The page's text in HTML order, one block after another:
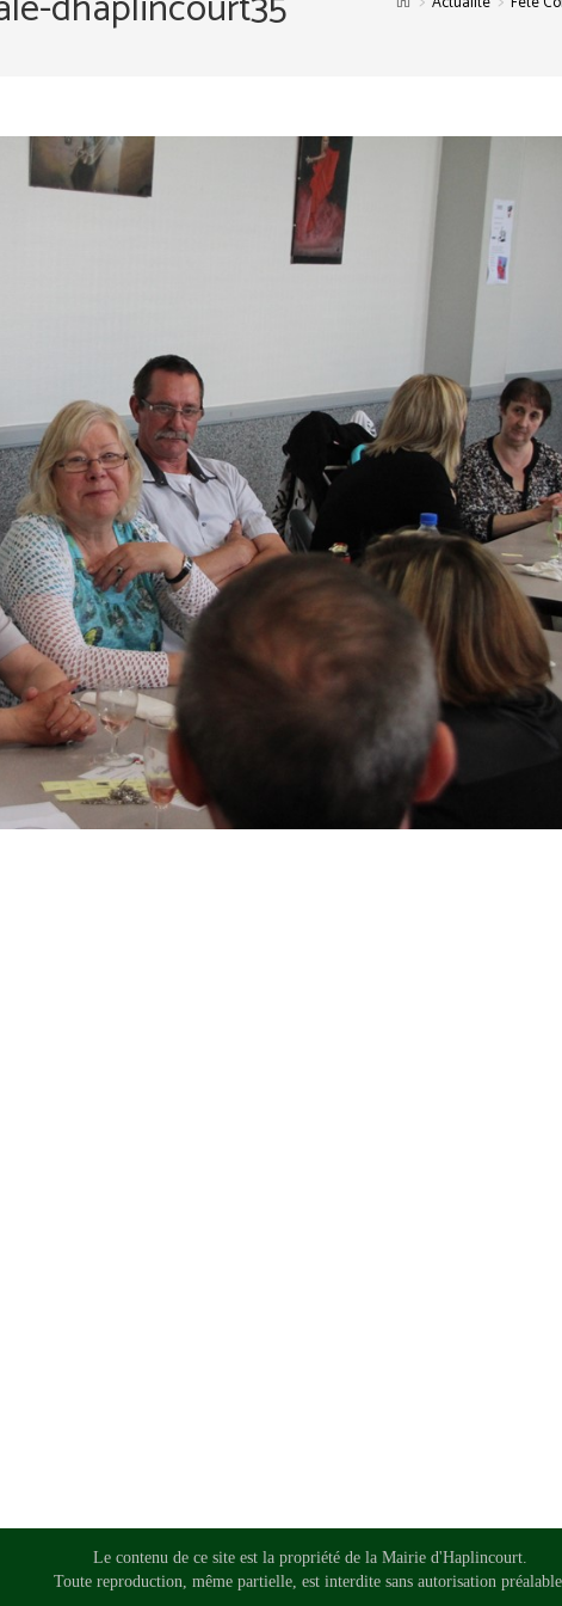
Le contenu de ce site est la propriété de la Mairie d'Haplincourt.
Toute reproduction, même partielle, est interdite sans autorisation